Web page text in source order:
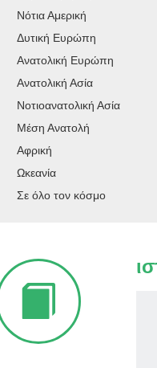
Νότια Αμερική
Δυτική Ευρώπη
Ανατολική Ευρώπη
Ανατολική Ασία
Νοτιοανατολική Ασία
Μέση Ανατολή
Αφρική
Ωκεανία
Σε όλο τον κόσμο